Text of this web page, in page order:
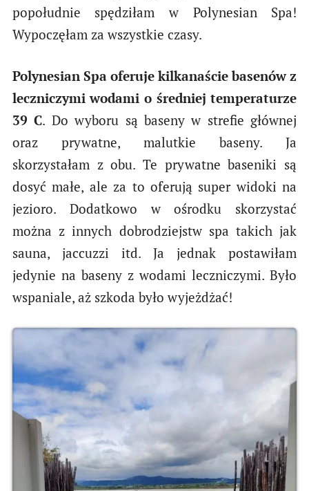
popołudnie spędziłam w Polynesian Spa!
Wypoczęłam za wszystkie czasy.
Polynesian Spa oferuje kilkanaście basenów z
leczniczymi wodami o średniej temperaturze
39 C. Do wyboru są baseny w strefie głównej
oraz prywatne, malutkie baseny. Ja
skorzystałam z obu. Te prywatne baseniki są
dosyć małe, ale za to oferują super widoki na
jezioro. Dodatkowo w ośrodku skorzystać
można z innych dobrodziejstw spa takich jak
sauna, jaccuzzi itd. Ja jednak postawiłam
jedynie na baseny z wodami leczniczymi. Było
wspaniale, aż szkoda było wyjeżdżać!